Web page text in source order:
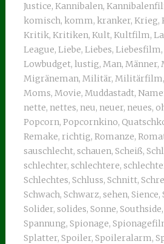
Justice, Kannibalen,
komisch, komm, kranker, Krieg,
Kritik, Kritiken, Kult, Kultfilm,
League, Liebe, Liebes, Liebesfilm,
Lowbudget, lustig, Man, Männer,
Migräneman, Militär, Militärfilm,
Moms, Movie, Muddastadt,
nette, nettes, neu, neuer, neues,
Popcorn, Popcornkino,
Remake, richtig, Romanze,
sauschlecht, schauen, Scheiß,
schlechter, schlechtere,
Schlechtes, Schluss, Schnitt,
Schwach, Schwarz, sehen, Sience,
Solider, solides, Sonne, Southside,
Spannung, Spionage,
Splatter, Spoiler, Spoileralarm,